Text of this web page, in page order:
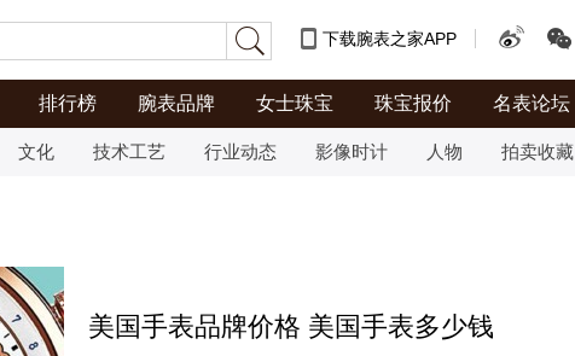
下载腕表之家APP
排行榜 腕表品牌 女士珠宝 珠宝报价 名表论坛
文化 技术工艺 行业动态 影像时计 人物 拍卖收藏
美国手表品牌价格 美国手表多少钱